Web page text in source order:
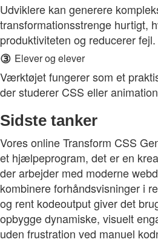
Udviklere kan generere
transformationsstrenge hurtigt,
produktiviteten og reducerer fejl.
③ Elever og elever
Værktøjet fungerer som et
der studerer CSS eller
Sidste tanker
Vores online Transform CSS
et hjælpeprogram, det er en
der arbejder med moderne
kombinere forhåndsvisninger i
og rent kodeoutput giver det
opbygge dynamiske, visuelt
uden frustration ved manuel